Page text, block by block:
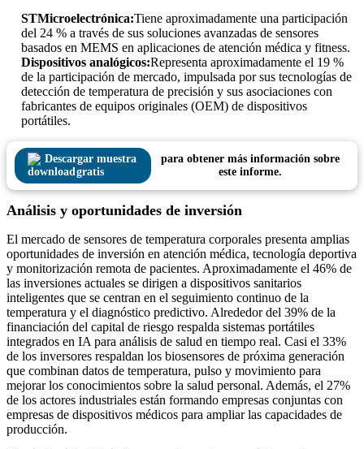
STMicroelectrónica:Tiene aproximadamente una participación
del 24 % a través de sus soluciones avanzadas de sensores
basados ​​en MEMS en aplicaciones de atención médica y fitness.
Dispositivos analógicos:Representa aproximadamente el 19 %
de la participación de mercado, impulsada por sus tecnologías de
detección de temperatura de precisión y sus asociaciones con
fabricantes de equipos originales (OEM) de dispositivos
portátiles.
Descargar muestra
gratis
para obtener más información sobre
este informe.
Análisis y oportunidades de inversión
El mercado de sensores de temperatura corporales presenta amplias
oportunidades de inversión en atención médica, tecnología deportiva
y monitorización remota de pacientes. Aproximadamente el 46% de
las inversiones actuales se dirigen a dispositivos sanitarios
inteligentes que se centran en el seguimiento continuo de la
temperatura y el diagnóstico predictivo. Alrededor del 39% de la
financiación del capital de riesgo respalda sistemas portátiles
integrados en IA para análisis de salud en tiempo real. Casi el 33%
de los inversores respaldan los biosensores de próxima generación
que combinan datos de temperatura, pulso y movimiento para
mejorar los conocimientos sobre la salud personal. Además, el 27%
de los actores industriales están formando empresas conjuntas con
empresas de dispositivos médicos para ampliar las capacidades de
producción.